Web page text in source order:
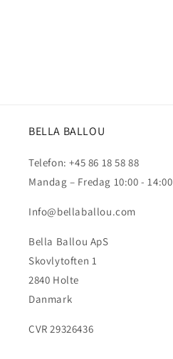
BELLA BALLOU
Telefon: +45 86 18 58 88
Mandag – Fredag 10:00 - 14:00
Info@bellaballou.com
Bella Ballou ApS
Skovlytoften 1
2840 Holte
Danmark
CVR 29326436